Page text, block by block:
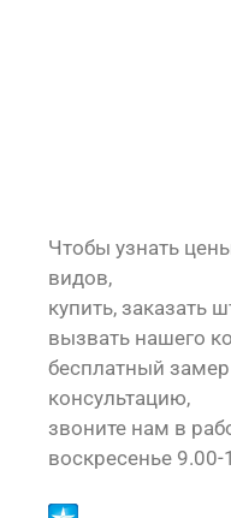
Чтобы узнать
видов,
купить, заказать
вызвать нашего
бесплатный
консультацию,
звоните нам в
воскресенье